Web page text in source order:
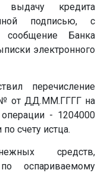
выдачу кредита
подписью, с
Банка
электронного
перечисление
от ДД.ММ.ГГГГ на
- 1204000
счету истца.
средств,
оспариваемому